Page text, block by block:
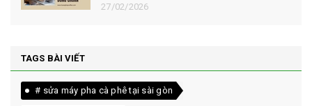
27/02/2026
TAGS BÀI VIẾT
# sửa máy pha cà phê tại sài gòn